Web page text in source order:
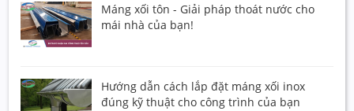
Máng xối tôn - Giải pháp thoát nước cho
mái nhà của bạn!
Hướng dẫn cách lắp đặt máng xối inox
đúng kỹ thuật cho công trình của bạn